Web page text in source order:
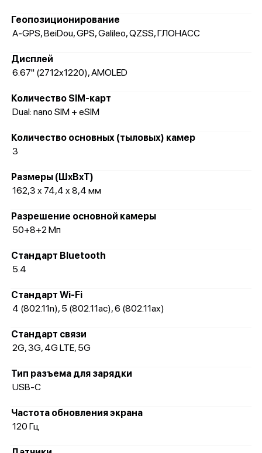
Геопозиционирование
A-GPS, BeiDou, GPS, Galileo, QZSS, ГЛОНАСС
Дисплей
6.67" (2712x1220), AMOLED
Количество SIM-карт
Dual: nano SIM + eSIM
Количество основных (тыловых) камер
3
Размеры (ШxВxТ)
162,3 x 74,4 x 8,4 мм
Разрешение основной камеры
50+8+2 Мп
Стандарт Bluetooth
5.4
Стандарт Wi-Fi
4 (802.11n), 5 (802.11ac), 6 (802.11ax)
Стандарт связи
2G, 3G, 4G LTE, 5G
Тип разъема для зарядки
USB-C
Частота обновления экрана
120 Гц